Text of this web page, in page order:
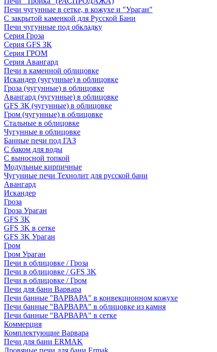
Печи чугунные в сетке, в кожухе и "Ураган"
С закрытой каменкой для Русской Бани
Печи чугунные под обкладку
Серия Гроза
Серия GFS ЗК
Серия ГРОМ
Серия Авангард
Печи в каменной облицовке
Искандер (чугунные) в облицовке
Гроза (чугунные) в облицовке
Авангард (чугунные) в облицовке
GFS ЗК (чугунные) в облицовке
Гром (чугунные) в облицовке
Стальные в облицовке
Чугунные в облицовке
Банные печи под ГАЗ
С баком для воды
С выносной топкой
Модульные кирпичные
Чугунные печи Технолит для русской бани
Авангард
Искандер
Гроза
Гроза Ураган
GFS 3K
GFS 3K в сетке
GFS 3K Ураган
Гром
Гром Ураган
Печи в облицовке / Гроза
Печи в облицовке / GFS 3K
Печи в облицовке / Гром
Печи для бани Варвара
Печи банные "ВАРВАРА" в конвекционном кожухе
Печи банные "ВАРВАРА" в облицовке из камня
Печи банные "ВАРВАРА" в сетке
Коммерция
Комплектующие Варвара
Печи для бани ERMAK
Дровяные печи для бани Ermak